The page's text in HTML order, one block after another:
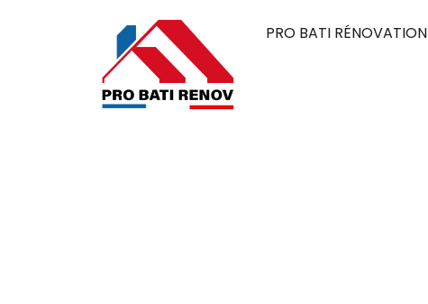
PRO BATI RÉNOVATION